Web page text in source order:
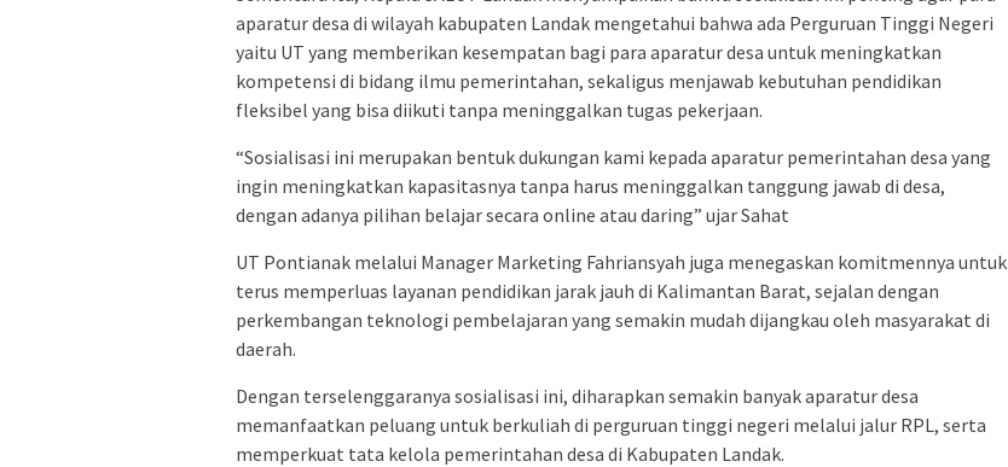
aparatur desa di wilayah kabupaten Landak mengetahui bahwa ada Perguruan Tinggi Negeri
yaitu UT yang memberikan kesempatan bagi para aparatur desa untuk meningkatkan
kompetensi di bidang ilmu pemerintahan, sekaligus menjawab kebutuhan pendidikan
fleksibel yang bisa diikuti tanpa meninggalkan tugas pekerjaan.
“Sosialisasi ini merupakan bentuk dukungan kami kepada aparatur pemerintahan desa yang
ingin meningkatkan kapasitasnya tanpa harus meninggalkan tanggung jawab di desa,
dengan adanya pilihan belajar secara online atau daring” ujar Sahat
UT Pontianak melalui Manager Marketing Fahriansyah juga menegaskan komitmennya untuk
terus memperluas layanan pendidikan jarak jauh di Kalimantan Barat, sejalan dengan
perkembangan teknologi pembelajaran yang semakin mudah dijangkau oleh masyarakat di
daerah.
Dengan terselenggaranya sosialisasi ini, diharapkan semakin banyak aparatur desa
memanfaatkan peluang untuk berkuliah di perguruan tinggi negeri melalui jalur RPL, serta
memperkuat tata kelola pemerintahan desa di Kabupaten Landak.